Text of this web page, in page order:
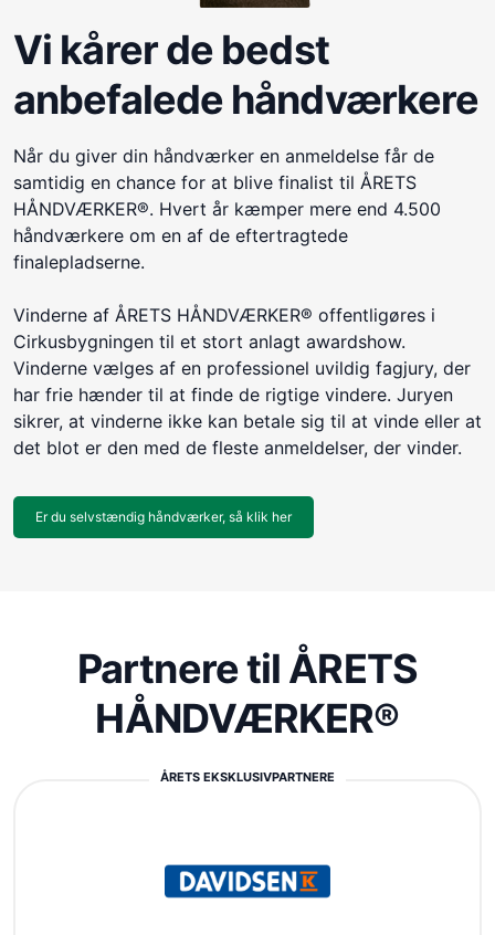
Vi kårer de bedst
anbefalede håndværkere
Når du giver din håndværker en anmeldelse får de
samtidig en chance for at blive finalist til ÅRETS
HÅNDVÆRKER®. Hvert år kæmper mere end 4.500
håndværkere om en af de eftertragtede
finalepladserne.
Vinderne af ÅRETS HÅNDVÆRKER® offentligøres i
Cirkusbygningen til et stort anlagt awardshow.
Vinderne vælges af en professionel uvildig fagjury, der
har frie hænder til at finde de rigtige vindere. Juryen
sikrer, at vinderne ikke kan betale sig til at vinde eller at
det blot er den med de fleste anmeldelser, der vinder.
Er du selvstændig håndværker, så klik her
Partnere til ÅRETS
HÅNDVÆRKER®
ÅRETS EKSKLUSIVPARTNERE